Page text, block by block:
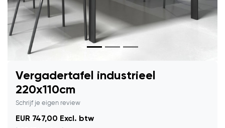
Vergadertafel industrieel
220x110cm
Schrijf je eigen review
EUR 747,00 Excl. btw